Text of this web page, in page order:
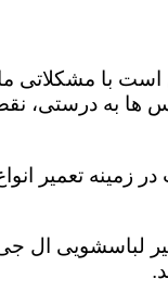
است با مشکلاتی
ها به درستی،
زمینه تعمیر
لباسشویی ال جی